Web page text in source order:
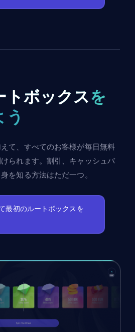
トボックスを
て、すべてのお客様が毎日無料
られます。割引、キャッシュバ
を知る方法はただ一つ。
最初のルートボックスを